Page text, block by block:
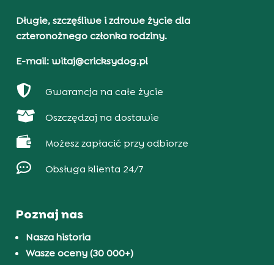
Długie, szczęśliwe i zdrowe życie dla
czteronożnego członka rodziny.
E-mail: witaj@cricksydog.pl
 Gwarancja na całe życie
 Oszczędzaj na dostawie
 Możesz zapłacić przy odbiorze
 Obsługa klienta 24/7
Poznaj nas
Nasza historia
Wasze oceny (30 000+)